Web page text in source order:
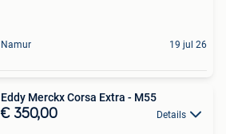
Namur 19 jul 26
Eddy Merckx Corsa Extra - M55
€ 350,00 Details